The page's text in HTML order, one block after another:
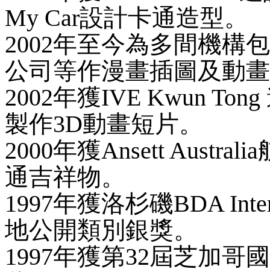
My Car設計卡通造型。
2002年至今為多間機構
公司等作漫畫插圖及動
2002年獲IVE Kwun
製作3D動畫短片。
2000年獲Ansett
通吉祥物。
1997年獲洛杉磯BDA
地公開類別銀獎。
1997年獲第32屆芝加哥